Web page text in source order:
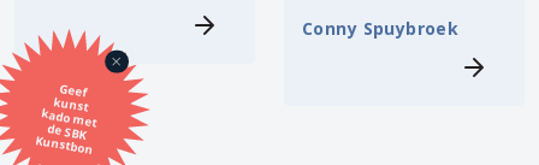
Geef
kunst
kado met
de SBK
Kunstbon
Onderwerp
Techniek
Conny Spuybroek